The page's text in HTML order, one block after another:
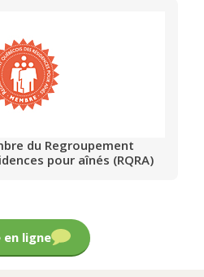
du Regroupement
pour aînés (RQRA)
en ligne